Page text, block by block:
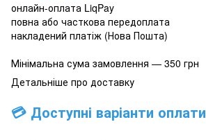
онлайн-оплата LiqPay
повна або часткова передоплата
накладений платіж (Нова Пошта)
Мінімальна сума замовлення — 350 грн
Детальніше про доставку
💳 Доступні варіанти оплати